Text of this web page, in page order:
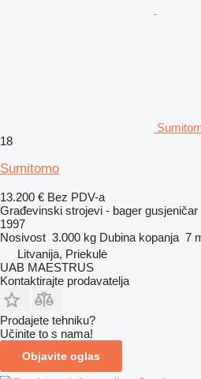
18
Sumitomo
13.200 € Bez PDV-a
Građevinski strojevi - bager gusjeničar
1997
Nosivost 3.000 kg Dubina kopanja 7
Litvanija, Priekulė
UAB MAESTRUS
Kontaktirajte prodavatelja
Prodajete tehniku?
Učinite to s nama!
Objavite oglas